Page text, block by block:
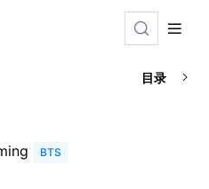
index is
目录
BTS